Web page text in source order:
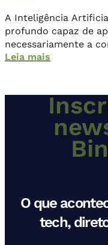
A Inteligência
profundo capaz de
necessariamente a
direta.
Leia mais
O que
tech,